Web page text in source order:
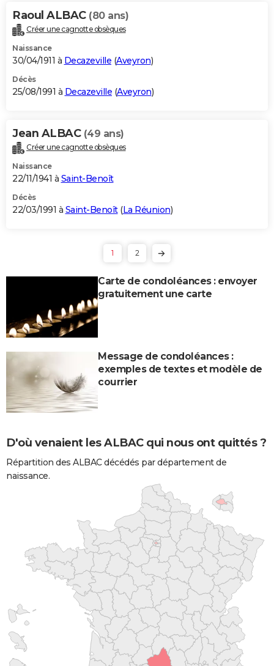
Raoul ALBAC (80 ans)
Créer une cagnotte obsèques
Naissance
30/04/1911 à Decazeville (Aveyron)
Décès
25/08/1991 à Decazeville (Aveyron)
Jean ALBAC (49 ans)
Créer une cagnotte obsèques
Naissance
22/11/1941 à Saint-Benoît
Décès
22/03/1991 à Saint-Benoît(La Réunion)
1 2
Carte de condoléances : envoyer
gratuitement une carte
Message de condoléances :
exemples de textes et modèle de
courrier
D'où venaient les ALBAC qui nous ont quittés ?
Répartition des ALBAC décédés par département de
naissance.